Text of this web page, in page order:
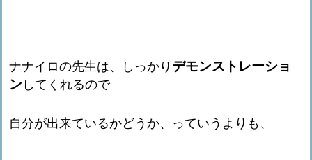
ナナイロの先生は、しっかり デモンストレーショ
ン してくれるので
自分が出来ているかどうか、っていうよりも、